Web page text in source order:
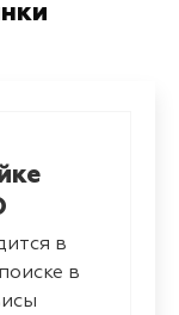
в
в